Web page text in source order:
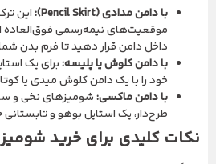
با دامن مدادی (Pencil Skirt):
این
موقعیت‌های نیمه‌رسمی فوق‌العاده
داخل دامن قرار دهید تا فرم بدن
با دامن کلوش یا پلیسه:برای یک
خود را با یک دامن کلوش میدی یا
با دامن ماکسی:شومیزهای نخی و
طرح‌دار، یک استایل بوهو و
نکات کلیدی برای خرید شومیز